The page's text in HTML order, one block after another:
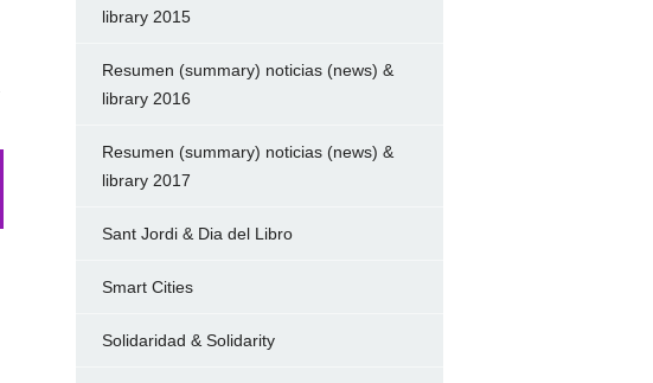
library 2015
Resumen (summary) noticias (news) &
library 2016
Resumen (summary) noticias (news) &
library 2017
Sant Jordi & Dia del Libro
Smart Cities
Solidaridad & Solidarity